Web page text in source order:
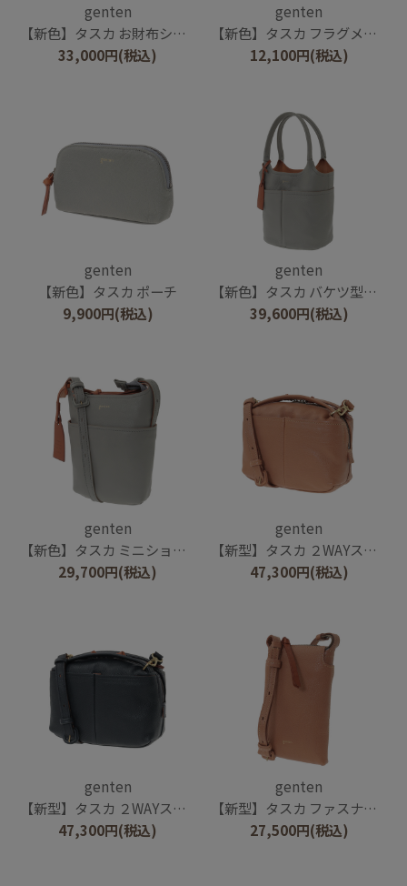
genten
【新色】タスカ お財布ショルダー
33,000円(税込)
genten
【新色】タスカ フラグメントケース
12,100円(税込)
genten
【新色】タスカ ポーチ
9,900円(税込)
genten
【新色】タスカ バケツ型トート
39,600円(税込)
genten
【新色】タスカ ミニショルダーバッグ
29,700円(税込)
genten
【新型】タスカ ２WAYスモールショルダーバッグ
47,300円(税込)
genten
【新型】タスカ ２WAYスモールショルダーバッグ
47,300円(税込)
genten
【新型】タスカ ファスナー付きスマホショルダー
27,500円(税込)